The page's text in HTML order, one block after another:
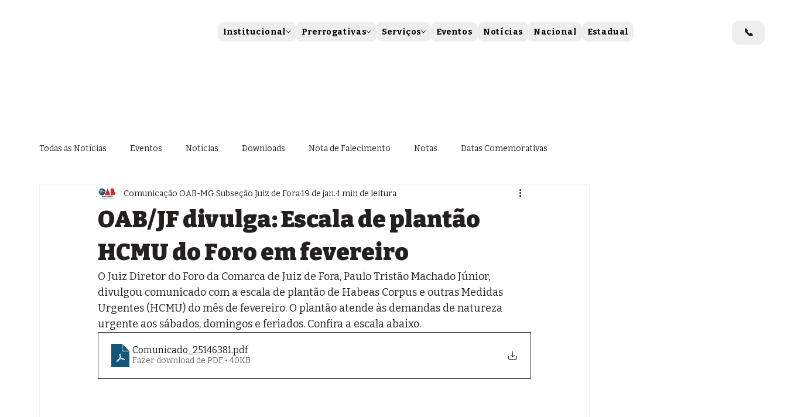
Institucional Prerrogativas Serviços Eventos Notícias Nacional Estadual 📞
Todas as Notícias Eventos Notícias Downloads Nota de Falecimento Notas Datas Comemorativas
OAB/JF divulga: Escala de plantão
HCMU do Foro em fevereiro
Comunicação OAB-MG Subseção Juiz de Fora19 de jan.1 min de leitura
O Juiz Diretor do Foro da Comarca de Juiz de Fora, Paulo Tristão Machado Júnior,
divulgou comunicado com a escala de plantão de Habeas Corpus e outras Medidas
Urgentes (HCMU) do mês de fevereiro. O plantão atende às demandas de natureza
urgente aos sábados, domingos e feriados. Confira a escala abaixo.
Comunicado_25146381.pdf
Fazer download de PDF • 40KB